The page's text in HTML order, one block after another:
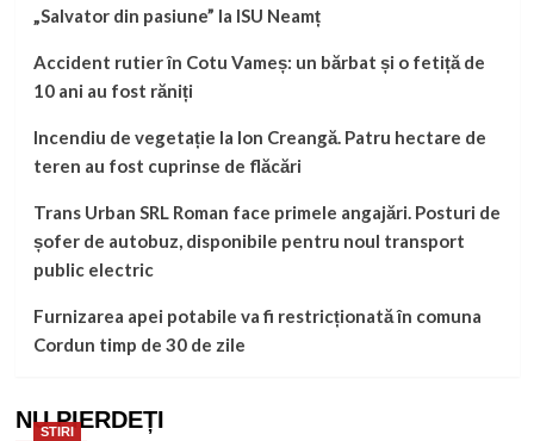
„Salvator din pasiune” la ISU Neamț
Accident rutier în Cotu Vameș: un bărbat și o fetiță de
10 ani au fost răniți
Incendiu de vegetație la Ion Creangă. Patru hectare de
teren au fost cuprinse de flăcări
Trans Urban SRL Roman face primele angajări. Posturi de
șofer de autobuz, disponibile pentru noul transport
public electric
Furnizarea apei potabile va fi restricționată în comuna
Cordun timp de 30 de zile
NU PIERDEȚI
STIRI